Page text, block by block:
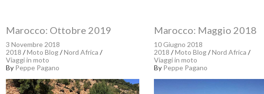
Marocco: Ottobre 2019
3 Novembre 2018
2018 /Moto Blog/Nord Africa /
Viaggi in moto
By Peppe Pagano
Marocco: Maggio 2018
10 Giugno 2018
2018 /Moto Blog/Nord Africa /
Viaggi in moto
By Peppe Pagano